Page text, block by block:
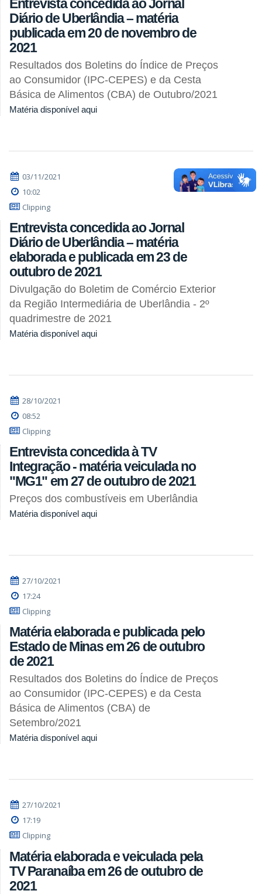
Entrevista concedida ao Jornal
Diário de Uberlândia – matéria
publicada em 20 de novembro de
2021
Resultados dos Boletins do Índice de Preços
ao Consumidor (IPC-CEPES) e da Cesta
Básica de Alimentos (CBA) de Outubro/2021
Matéria disponível aqui
03/11/2021
10:02
Clipping
Entrevista concedida ao Jornal
Diário de Uberlândia – matéria
elaborada e publicada em 23 de
outubro de 2021
Divulgação do Boletim de Comércio Exterior
da Região Intermediária de Uberlândia - 2º
quadrimestre de 2021
Matéria disponível aqui
28/10/2021
08:52
Clipping
Entrevista concedida à TV
Integração - matéria veiculada no
"MG1" em 27 de outubro de 2021
Preços dos combustíveis em Uberlândia
Matéria disponível aqui
27/10/2021
17:24
Clipping
Matéria elaborada e publicada pelo
Estado de Minas em 26 de outubro
de 2021
Resultados dos Boletins do Índice de Preços
ao Consumidor (IPC-CEPES) e da Cesta
Básica de Alimentos (CBA) de
Setembro/2021
Matéria disponível aqui
27/10/2021
17:19
Clipping
Matéria elaborada e veiculada pela
TV Paranaíba em 26 de outubro de
2021